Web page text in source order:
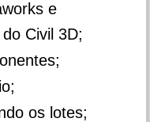
e
Civil 3D;
os lotes;